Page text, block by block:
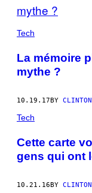
Tech
La mémoire
mythe ?
10.19.17BY
Tech
Cette carte
gens qui ont
10.21.16BY